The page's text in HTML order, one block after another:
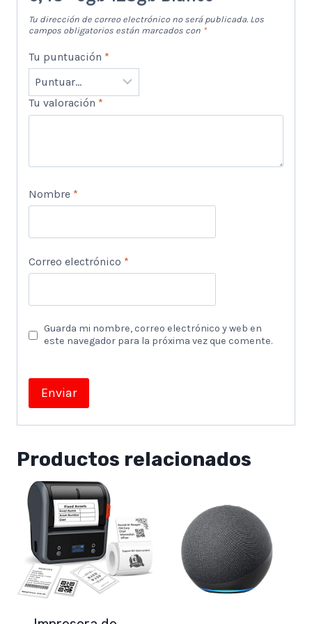
Tu dirección de correo electrónico no será publicada. Los
campos obligatorios están marcados con *
Tu puntuación *
Tu valoración *
Nombre *
Correo electrónico *
Guarda mi nombre, correo electrónico y web en
este navegador para la próxima vez que comente.
Productos relacionados